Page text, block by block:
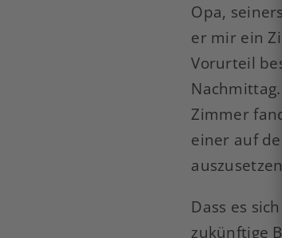
Opa,
er mir ein
Vorurteil
Zimmer
einer auf
Dass es
zukünftige